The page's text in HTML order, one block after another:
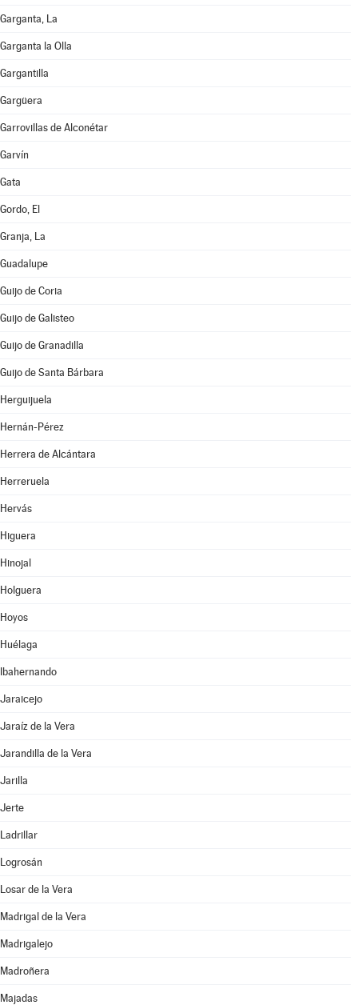
Garganta, La
Garganta la Olla
Gargantilla
Gargüera
Garrovillas de Alconétar
Garvín
Gata
Gordo, El
Granja, La
Guadalupe
Guijo de Coria
Guijo de Galisteo
Guijo de Granadilla
Guijo de Santa Bárbara
Herguijuela
Hernán-Pérez
Herrera de Alcántara
Herreruela
Hervás
Higuera
Hinojal
Holguera
Hoyos
Huélaga
Ibahernando
Jaraicejo
Jaraíz de la Vera
Jarandilla de la Vera
Jarilla
Jerte
Ladrillar
Logrosán
Losar de la Vera
Madrigal de la Vera
Madrigalejo
Madroñera
Majadas